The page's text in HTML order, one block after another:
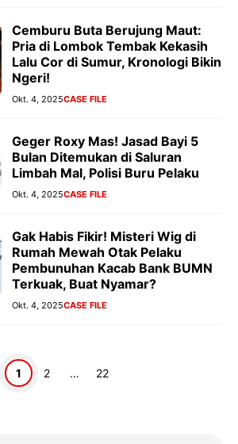
Cemburu Buta Berujung Maut:
Pria di Lombok Tembak Kekasih
Lalu Cor di Sumur, Kronologi Bikin
Ngeri!
Okt. 4, 2025CASE FILE
Geger Roxy Mas! Jasad Bayi 5
Bulan Ditemukan di Saluran
Limbah Mal, Polisi Buru Pelaku
Okt. 4, 2025CASE FILE
Gak Habis Fikir! Misteri Wig di
Rumah Mewah Otak Pelaku
Pembunuhan Kacab Bank BUMN
Terkuak, Buat Nyamar?
Okt. 4, 2025CASE FILE
Halaman
1 Halaman
2 … Halaman
22